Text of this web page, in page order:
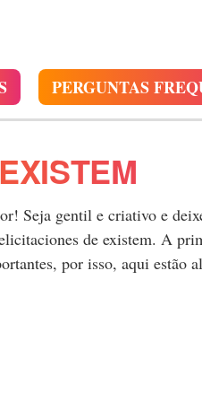
PERGUNTAS
Seja gentil e criativo e
de existem. A
por isso, aqui estão